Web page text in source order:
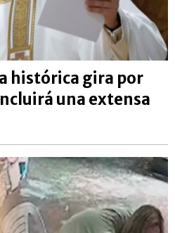
histórica gira por
una extensa